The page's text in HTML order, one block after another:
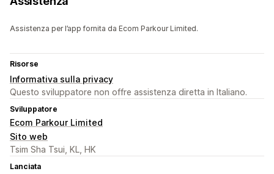
Assistenza per l’app fornita da Ecom Parkour Limited.
Risorse
Informativa sulla privacy
Questo sviluppatore non offre assistenza diretta in Italiano.
Sviluppatore
Ecom Parkour Limited
Sito web
Tsim Sha Tsui, KL, HK
Lanciata